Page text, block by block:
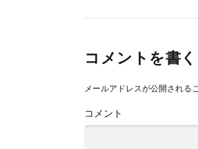
コメントを書く
メールアドレスが公開される
コメント